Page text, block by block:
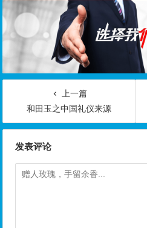
上一篇
和田玉之中国礼仪来源
发表评论